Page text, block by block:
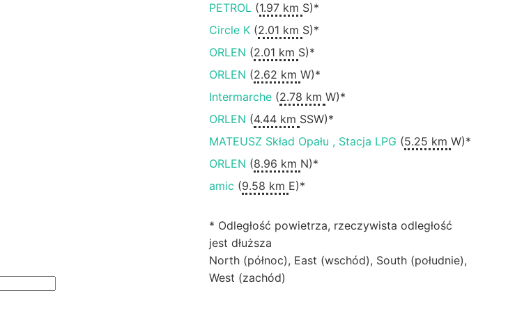
PETROL(1.97 km S)*
Circle K(2.01 km S)*
ORLEN (2.01 km S)*
ORLEN (2.62 km W)*
Intermarche(2.78 km W)*
ORLEN (4.44 km SSW)*
MATEUSZ Skład Opału , Stacja LPG (5.25 km W)*
ORLEN (8.96 km N)*
amic (9.58 km E)*
* Odległość powietrza, rzeczywista odległość
jest dłuższa
North (północ), East (wschód), South (południe),
West (zachód)